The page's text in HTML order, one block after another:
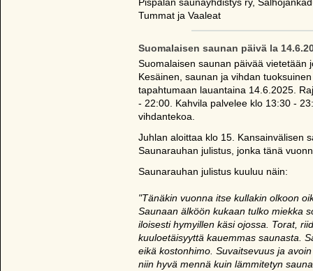
Pispalan saunayhdistys ry,
Tummat ja Vaaleat
Suomalaisen saunan päivä la
Suomalaisen saunan päivää vietetään
Kesäinen, saunan ja vihdan
tapahtumaan lauantaina 14.6.2025.
- 22:00. Kahvila palvelee klo 13:30 -
vihdantekoa.
Juhlan aloittaa klo 15. Kansainvälisen
Saunarauhan julistus, jonka tänä
Saunarauhan julistus kuuluu näin:
"Tänäkin vuonna itse kullakin olkoon
Saunaan älköön kukaan tulko miekka
iloisesti hymyillen käsi ojossa. Torat,
kuuloetäisyyttä kauemmas saunasta.
eikä kostonhimo. Suvaitsevuus ja
niin hyvä mennä kuin lämmitetyn